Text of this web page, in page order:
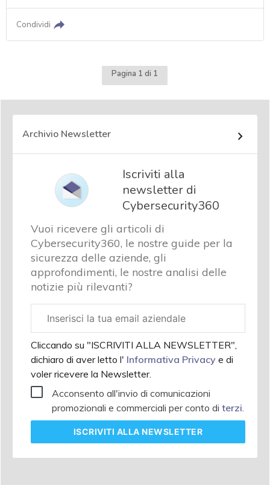
Condividi
Pagina 1 di 1
Archivio Newsletter
Iscriviti alla
newsletter di
Cybersecurity360
Vuoi ricevere gli articoli di
Cybersecurity360, le nostre guide per la
sicurezza delle aziende, gli
approfondimenti, le nostre analisi delle
notizie più rilevanti?
aziendale
Cliccando su "ISCRIVITI ALLA NEWSLETTER",
dichiaro di aver letto l' Informativa Privacy e di
voler ricevere la Newsletter.
Acconsento all'invio di comunicazioni
promozionali e commerciali per conto di terzi.
ISCRIVITI ALLA NEWSLETTER